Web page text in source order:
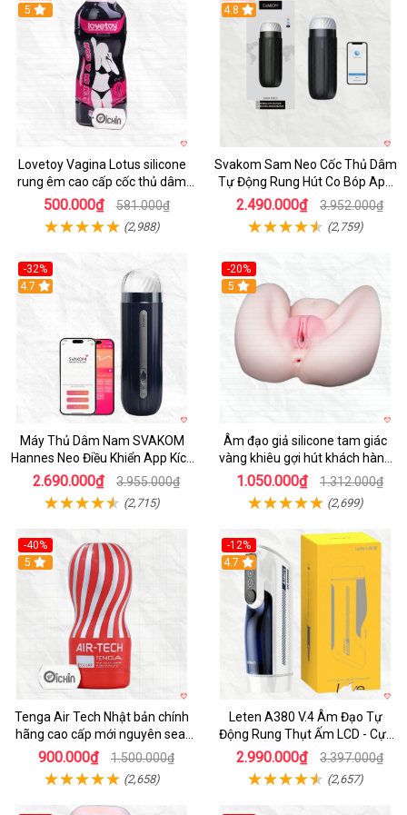
Hot
5
Lovetoy Vagina Lotus silicone
rung êm cao cấp cốc thủ dâm
nam
500.000₫ 581.000₫
(2,988)
4.8
Svakom Sam Neo Cốc Thủ Dâm
Tự Động Rung Hút Co Bóp App
Điều Khiển
2.490.000₫ 3.952.000₫
(2,759)
-32%
Hot
4.7
Máy Thủ Dâm Nam SVAKOM
Hannes Neo Điều Khiển App Kích
Thích
2.690.000₫ 3.955.000₫
(2,715)
-20%
Hot
5
Âm đạo giả silicone tam giác
vàng khiêu gợi hút khách hàng
nam
1.050.000₫ 1.312.000₫
(2,699)
-40%
Hot
5
Tenga Air Tech Nhật bản chính
hãng cao cấp mới nguyên seal
giá tốt
900.000₫ 1.500.000₫
(2,658)
-12%
Hot
4.7
Leten A380 V.4 Âm Đạo Tự
Động Rung Thụt Ấm LCD - Cực
Phê
2.990.000₫ 3.397.000₫
(2,657)